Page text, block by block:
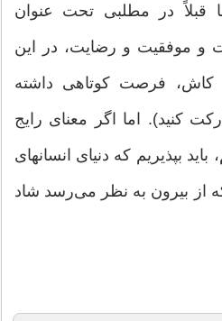
قبلاً در مطلبی تحت عنوان
و موفقیت و رضایت، در این
کاش، فرصت کوتاهی داشته
کنید). اما اگر معنای رایج
بپذیریم که دنیای انسانهای
از بیرون به نظر می‌رسد شاد